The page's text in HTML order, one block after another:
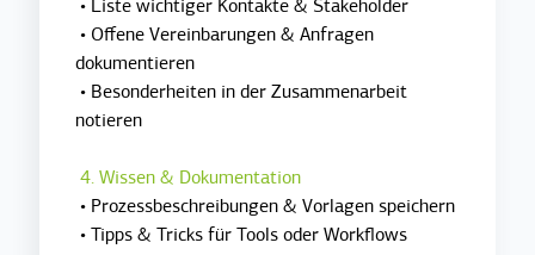
• Liste wichtiger Kontakte & Stakeholder
• Offene Vereinbarungen & Anfragen
dokumentieren
• Besonderheiten in der Zusammenarbeit
notieren
4. Wissen & Dokumentation
• Prozessbeschreibungen & Vorlagen speichern
• Tipps & Tricks für Tools oder Workflows